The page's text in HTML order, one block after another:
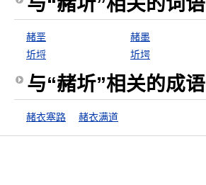
赭垩 赭墨
圻埒
圻堮
与“赭圻”相关的成语
赭衣塞路 赭衣满道